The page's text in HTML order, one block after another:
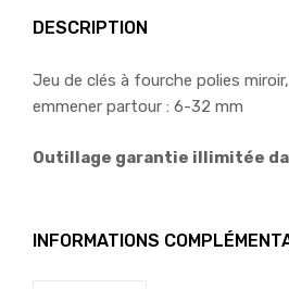
DESCRIPTION
Jeu de clés à fourche polies
emmener partour : 6-32 mm
Outillage garantie illimitée
INFORMATIONS